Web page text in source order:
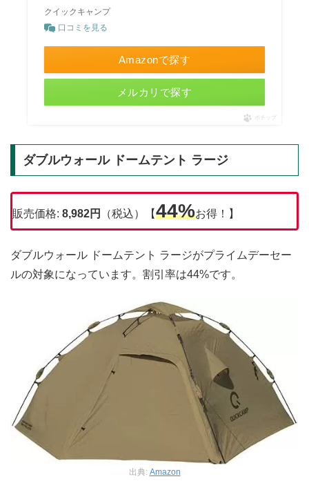
クイックキャンプ
口コミを見る
Amazonで探す
メルカリで探す
ポチップ
ダブルウォール ドームテント ラージ
販売価格: 8,982円 （税込）【44%お得！】
ダブルウォール ドームテント ラージがプライムデーセー
ルの対象になっています。割引率は44%です。
出典: Amazon